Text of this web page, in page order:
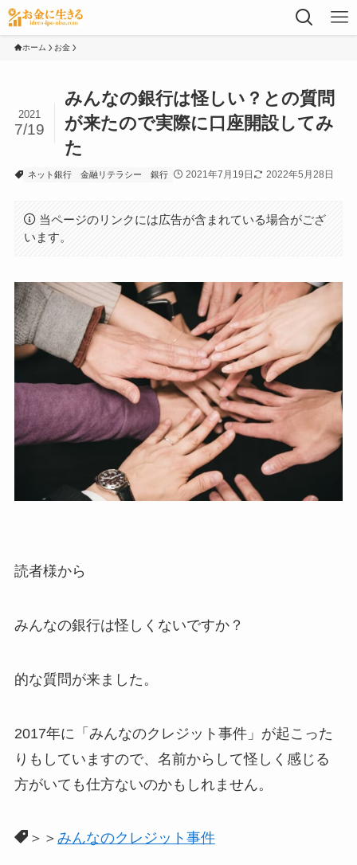
ホーム お金
みんなの銀行は怪しい？との質問
が来たので実際に口座開設してみ
た
2021
7/19
ネット銀行 金融リテラシー 銀行 2021年7月19日 2022年5月28日
当ページのリンクには広告が含まれている場合がござ
います。
読者様から
みんなの銀行は怪しくないですか？
的な質問が来ました。
2017年に「みんなのクレジット事件」が起こった
りもしていますので、名前からして怪しく感じる
方がいても仕方ないのかもしれません。
＞＞ みんなのクレジット事件